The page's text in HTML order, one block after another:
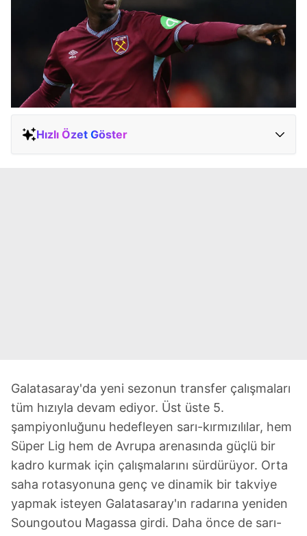
Hızlı Özet Göster
Galatasaray'da yeni sezonun transfer çalışmaları
tüm hızıyla devam ediyor. Üst üste 5.
şampiyonluğunu hedefleyen sarı-kırmızılılar, hem
Süper Lig hem de Avrupa arenasında güçlü bir
kadro kurmak için çalışmalarını sürdürüyor. Orta
saha rotasyonuna genç ve dinamik bir takviye
yapmak isteyen Galatasaray'ın radarına yeniden
Soungoutou Magassa girdi. Daha önce de sarı-